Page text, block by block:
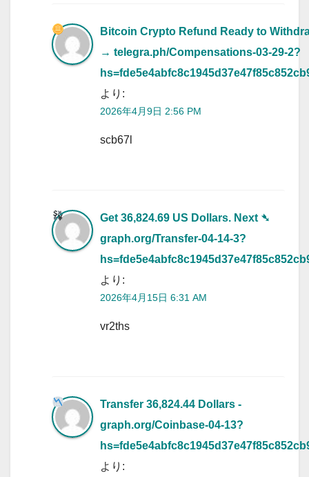
Bitcoin Crypto Refund Ready to
→ telegra.ph/Compensations-03-29-2?
より:
2026年4月9日 2:56 PM
scb67l
Get 36,824.69 US Dollars. Next ➴
graph.org/Transfer-04-14-3?
より:
2026年4月15日 6:31 AM
vr2ths
Transfer 36,824.44 Dollars -
graph.org/Coinbase-04-13?
より: